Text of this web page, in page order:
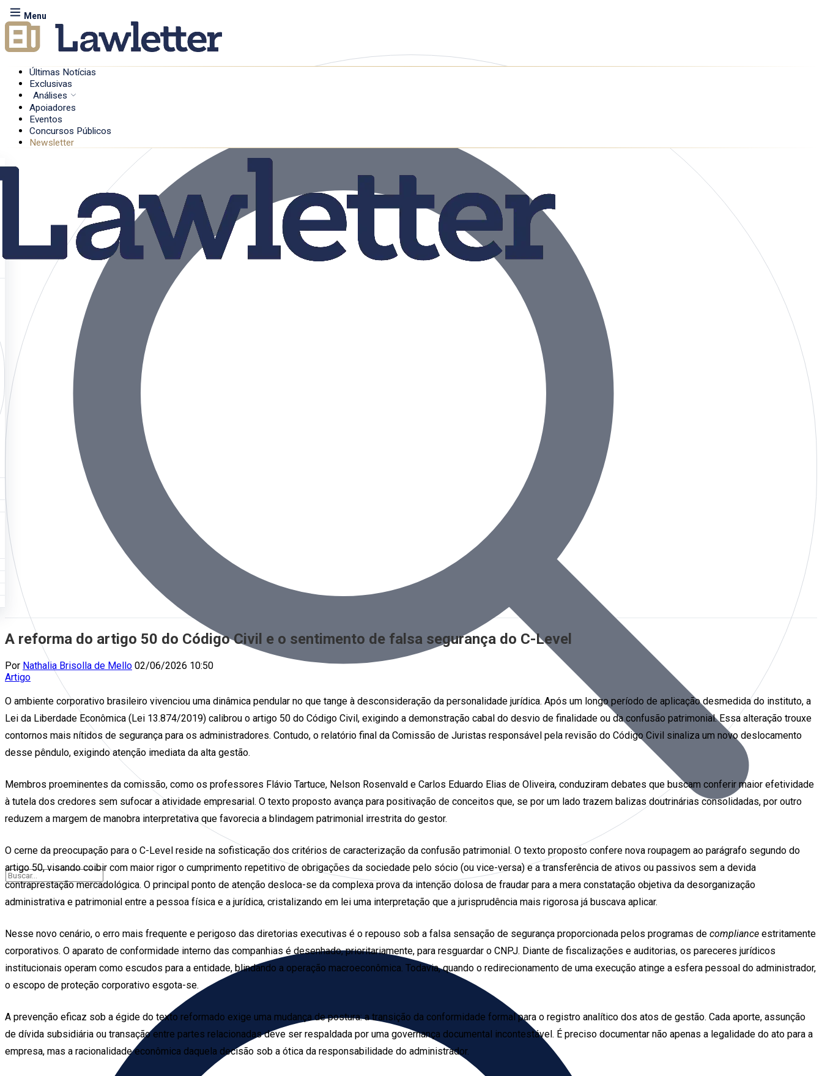
Menu
Últimas Notícias
Exclusivas
Análises
Apoiadores
Eventos
Concursos Públicos
Newsletter
A reforma do artigo 50 do Código Civil e o sentimento de falsa segurança do C-Level
Por Nathalia Brisolla de Mello 02/06/2026 10:50
Artigo
O ambiente corporativo brasileiro vivenciou uma dinâmica pendular no que tange à desconsideração da personalidade jurídica. Após um longo período de aplicação desmedida do instituto, a
Lei da Liberdade Econômica (Lei 13.874/2019) calibrou o artigo 50 do Código Civil, exigindo a demonstração cabal do desvio de finalidade ou da confusão patrimonial. Essa alteração trouxe
contornos mais nítidos de segurança para os administradores. Contudo, o relatório final da Comissão de Juristas responsável pela revisão do Código Civil sinaliza um novo deslocamento
desse pêndulo, exigindo atenção imediata da alta gestão.
Membros proeminentes da comissão, como os professores Flávio Tartuce, Nelson Rosenvald e Carlos Eduardo Elias de Oliveira, conduziram debates que buscam conferir maior efetividade
à tutela dos credores sem sufocar a atividade empresarial. O texto proposto avança para positivação de conceitos que, se por um lado trazem balizas doutrinárias consolidadas, por outro
reduzem a margem de manobra interpretativa que favorecia a blindagem patrimonial irrestrita do gestor.
O cerne da preocupação para o C-Level reside na sofisticação dos critérios de caracterização da confusão patrimonial. O texto proposto confere nova roupagem ao parágrafo segundo do
artigo 50, visando coibir com maior rigor o cumprimento repetitivo de obrigações da sociedade pelo sócio (ou vice-versa) e a transferência de ativos ou passivos sem a devida
contraprestação mercadológica. O principal ponto de atenção desloca-se da complexa prova da intenção dolosa de fraudar para a mera constatação objetiva da desorganização
administrativa e patrimonial entre a pessoa física e a jurídica, cristalizando em lei uma interpretação que a jurisprudência mais rigorosa já buscava aplicar.
Nesse novo cenário, o erro mais frequente e perigoso das diretorias executivas é o repouso sob a falsa sensação de segurança proporcionada pelos programas de compliance estritamente
corporativos. O aparato de conformidade interno das companhias é desenhado, prioritariamente, para resguardar o CNPJ. Diante de fiscalizações e auditorias, os pareceres jurídicos
institucionais operam como escudos para a entidade, blindando a operação macroeconômica. Todavia, quando o redirecionamento de uma execução atinge a esfera pessoal do administrador,
o escopo de proteção corporativo esgota-se.
A prevenção eficaz sob a égide do texto reformado exige uma mudança de postura: a transição da conformidade formal para o registro analítico dos atos de gestão. Cada aporte, assunção
de dívida subsidiária ou transação entre partes relacionadas deve ser respaldada por uma governança documental incontestável. É preciso documentar não apenas a legalidade do ato para a
empresa, mas a racionalidade econômica daquela decisão sob a ótica da responsabilidade do administrador.